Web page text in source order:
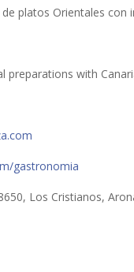
platos Orientales con
preparations with
gastronomia
Los Cristianos,